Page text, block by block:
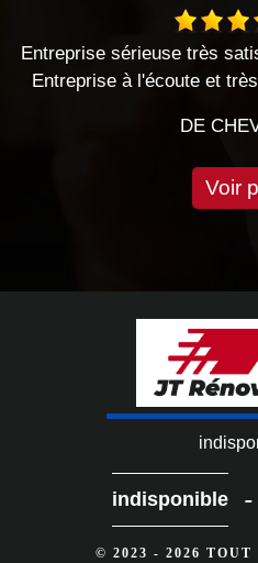
très satisfaite des
l'écoute et très réactive je
DE CHEVALIER
Voir
indisponible -
© 2023 - 2026 TOUT